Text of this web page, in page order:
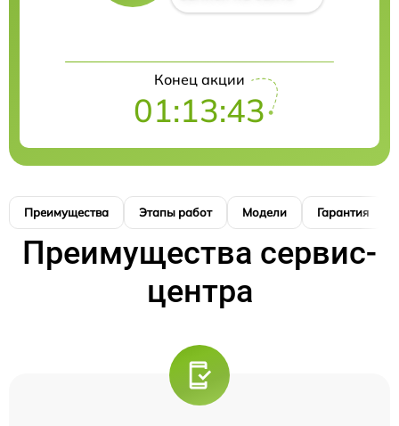
Конец акции
01:13:42
Преимущества Этапы работ Модели Гарантия
Преимущества сервис-
центра